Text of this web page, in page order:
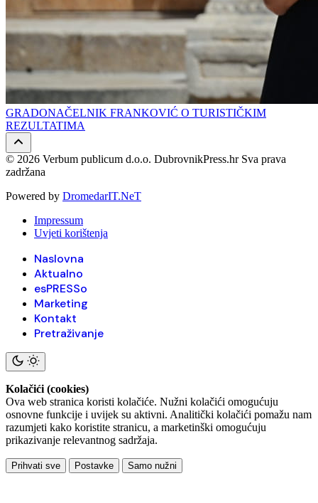
GRADONAČELNIK FRANKOVIĆ O TURISTIČKIM
REZULTATIMA
© 2026 Verbum publicum d.o.o. DubrovnikPress.hr Sva prava
zadržana
Powered by DromedarIT.NeT
Impressum
Uvjeti korištenja
Naslovna
Aktualno
esPRESSo
Marketing
Kontakt
Pretraživanje
Kolačići (cookies)
Ova web stranica koristi kolačiće. Nužni kolačići omogućuju
osnovne funkcije i uvijek su aktivni. Analitički kolačići pomažu nam
razumjeti kako koristite stranicu, a marketinški omogućuju
prikazivanje relevantnog sadržaja.
Prihvati sve Postavke Samo nužni